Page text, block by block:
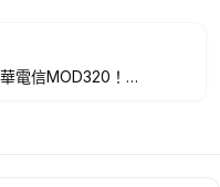
電信MOD320！
newsletter